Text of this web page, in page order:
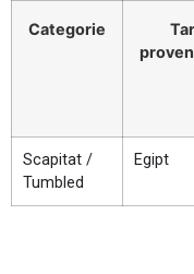
Categorie
Scapitat /
Tumbled
Egipt